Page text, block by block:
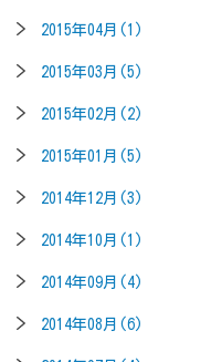
2015年04月(1)
2015年03月(5)
2015年02月(2)
2015年01月(5)
2014年12月(3)
2014年10月(1)
2014年09月(4)
2014年08月(6)